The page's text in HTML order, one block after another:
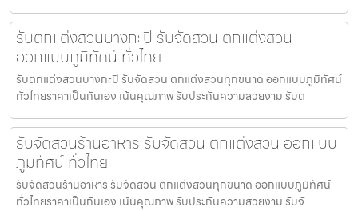
รับตกแต่งสวนบางกะปิ รับจัดสวน ตกแต่งสวน
ออกแบบภูมิทัศน์ ทั่วไทย
รับตกแต่งสวนบางกะปิ รับจัดสวน ตกแต่งสวนทุกขนาด ออกแบบภูมิทัศน์
ทั่วไทยราคาเป็นกันเอง เน้นคุณภาพ รับประกันความสวยงาม รับต
รับจัดสวนร้านอาหาร รับจัดสวน ตกแต่งสวน ออกแบบ
ภูมิทัศน์ ทั่วไทย
รับจัดสวนร้านอาหาร รับจัดสวน ตกแต่งสวนทุกขนาด ออกแบบภูมิทัศน์
ทั่วไทยราคาเป็นกันเอง เน้นคุณภาพ รับประกันความสวยงาม รับจั